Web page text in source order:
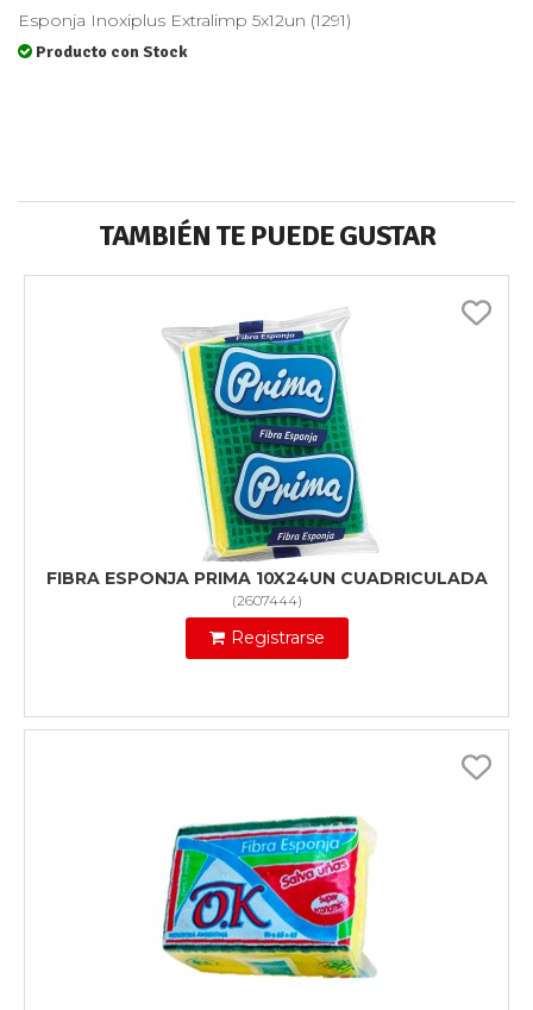
Esponja Inoxiplus Extralimp 5x12un (1291)
Producto con Stock
TAMBIÉN TE PUEDE GUSTAR
FIBRA ESPONJA PRIMA 10X24UN CUADRICULADA
(2607444)
Registrarse